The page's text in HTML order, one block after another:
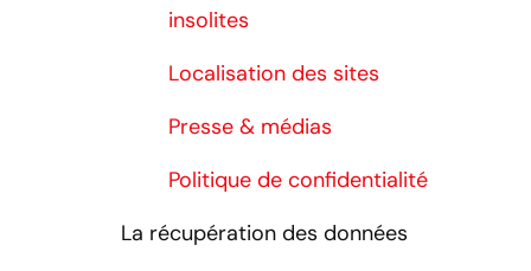
insolites
Localisation des sites
Presse & médias
Politique de confidentialité
La récupération des données